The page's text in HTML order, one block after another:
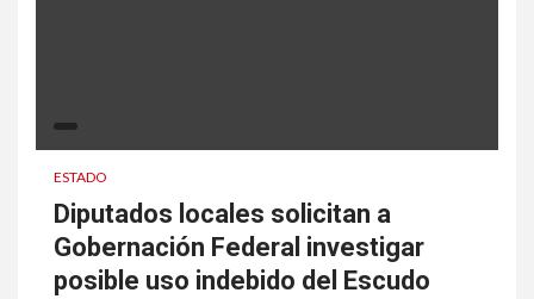
ESTADO
Diputados locales solicitan a
Gobernación Federal investigar
posible uso indebido del Escudo